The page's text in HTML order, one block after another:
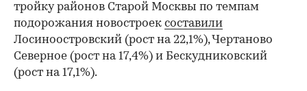
тройку районов Старой Москвы по темпам
подорожания новостроек составили
Лосиноостровский (рост на 22,1%), Чертаново
Северное (рост на 17,4%) и Бескудниковский
(рост на 17,1%).